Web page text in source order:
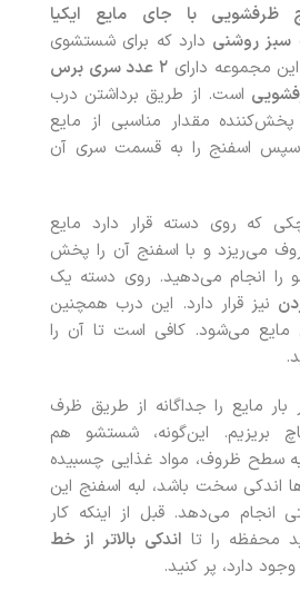
ظرفشویی با جای مایع ایکیا
سبز روشنی دارد که برای شستشوی
مجموعه دارای
۲ عدد سری برس
است. از طریق برداشتن درب
مقدار مناسبی از مایع
سپس اسفنج را به قسمت سری آن
که روی دسته قرار دارد مایع
می‌ریزد و با اسفنج آن را پخش
را انجام می‌دهید. روی دسته یک
نیز قرار دارد. این درب همچنین
مایع می‌شود. کافی است تا آن را
مایع را جداگانه از طریق ظرف
این‌گونه، شستشو هم
سطح ظروف، مواد غذایی چسبیده
اندکی سخت باشد، لبه اسفنج این
انجام می‌دهد. قبل از اینکه کار
محفظه را تا اندکی بالاتر از خط
دارد، پر کنید.